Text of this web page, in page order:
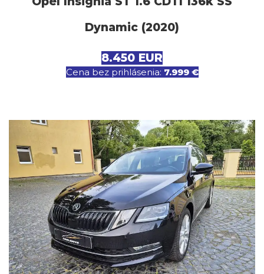
Dynamic (2020)
8.450 EUR
Cena bez prihlásenia: 7.999 €